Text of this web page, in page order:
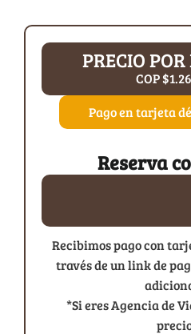
PRECIO
COP
Pago en tarjeta
Reserva
Recibimos pago con
través de un link de
*Si eres Agencia de